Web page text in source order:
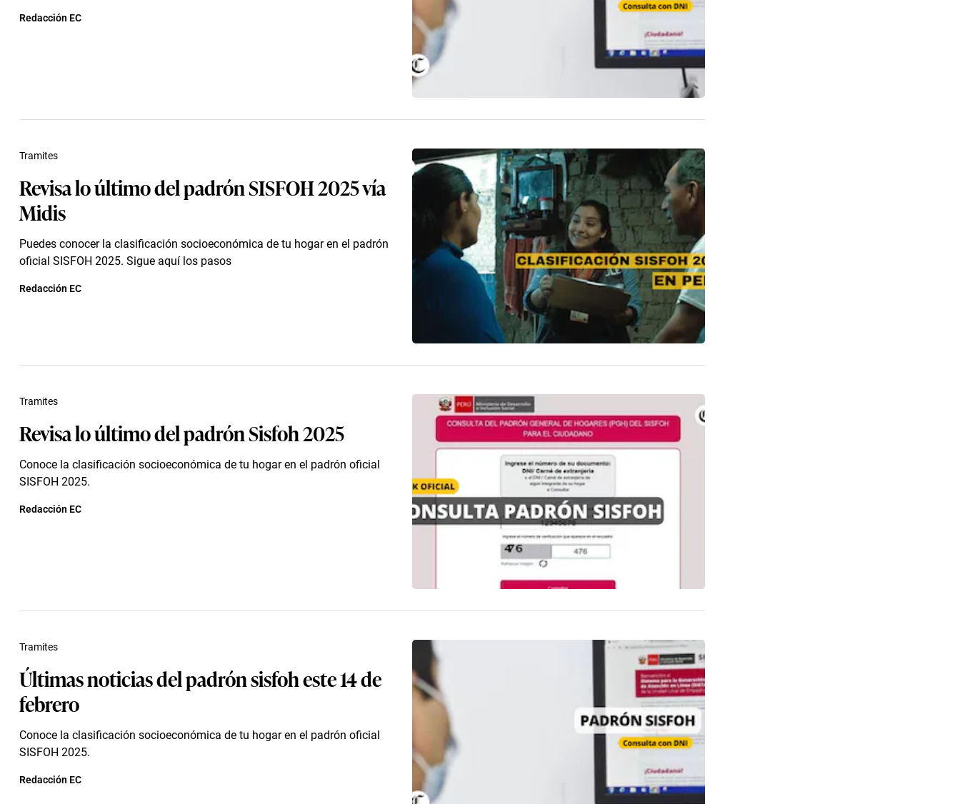
Redacción EC
Revisa lo último del padrón SISFOH 2025 vía
Midis
Puedes conocer la clasificación socioeconómica de tu hogar en el padrón
oficial SISFOH 2025. Sigue aquí los pasos
Tramites
Redacción EC
Revisa lo último del padrón Sisfoh 2025
Conoce la clasificación socioeconómica de tu hogar en el padrón oficial
SISFOH 2025.
Tramites
Redacción EC
Últimas noticias del padrón sisfoh este 14 de
febrero
Conoce la clasificación socioeconómica de tu hogar en el padrón oficial
SISFOH 2025.
Tramites
Redacción EC